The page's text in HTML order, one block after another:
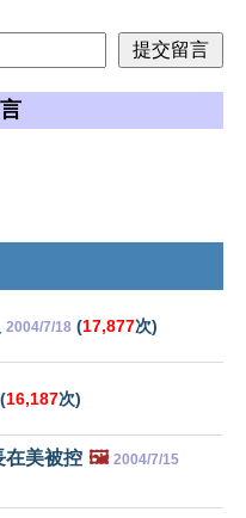
2004/7/18 (17,877次)
(16,187次)
在美被控 🖼️ 2004/7/15